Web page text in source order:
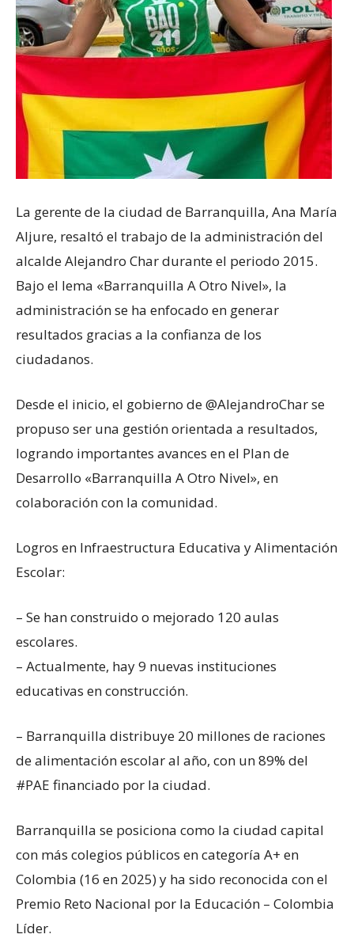
La gerente de la ciudad de Barranquilla, Ana María
Aljure, resaltó el trabajo de la administración del
alcalde Alejandro Char durante el periodo 2015.
Bajo el lema «Barranquilla A Otro Nivel», la
administración se ha enfocado en generar
resultados gracias a la confianza de los
ciudadanos.
Desde el inicio, el gobierno de @AlejandroChar se
propuso ser una gestión orientada a resultados,
logrando importantes avances en el Plan de
Desarrollo «Barranquilla A Otro Nivel», en
colaboración con la comunidad.
Logros en Infraestructura Educativa y Alimentación
Escolar:
– Se han construido o mejorado 120 aulas
escolares.
– Actualmente, hay 9 nuevas instituciones
educativas en construcción.
– Barranquilla distribuye 20 millones de raciones
de alimentación escolar al año, con un 89% del
#PAE financiado por la ciudad.
Barranquilla se posiciona como la ciudad capital
con más colegios públicos en categoría A+ en
Colombia (16 en 2025) y ha sido reconocida con el
Premio Reto Nacional por la Educación – Colombia
Líder.